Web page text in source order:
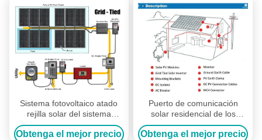
Sistema fotovoltaico atado
rejilla solar del sistema
eléctrico de la casa llena de
260 W
Obtenga el mejor precio
Puerto de comunicación
solar residencial de los
sistemas eléctricos RS232 de
la protección del ingreso
Obtenga el mejor precio